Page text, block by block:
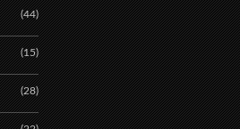
(44)
(15)
(28)